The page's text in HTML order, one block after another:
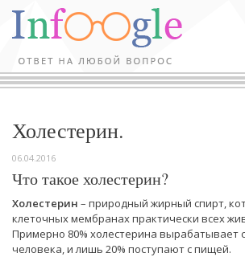
Холестерин.
06.04.2016
Что такое холестерин?
Холестерин – природный жирный спирт,
клеточных мембранах практически всех
Примерно 80% холестерина вырабатывает
человека, и лишь 20% поступают с пищей.